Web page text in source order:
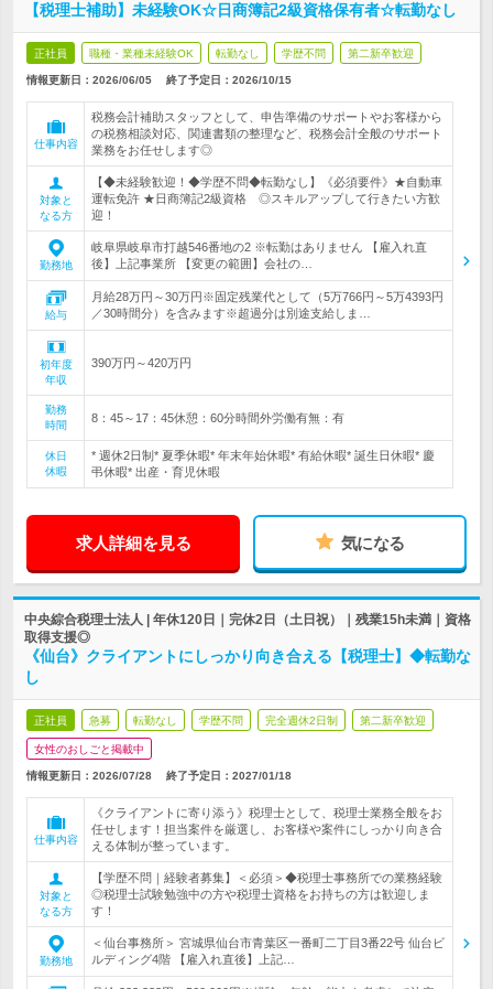
【税理士補助】未経験OK☆日商簿記2級資格保有者☆転勤なし
正社員 職種・業種未経験OK 転勤なし 学歴不問 第二新卒歓迎
情報更新日：2026/06/05 終了予定日： 2026/10/15
仕事内容
税務会計補助スタッフとして、申告準備のサポートやお客様から
の税務相談対応、関連書類の整理など、税務会計全般のサポート
業務をお任せします◎
対象と
なる方
【◆未経験歓迎！◆学歴不問◆転勤なし】《必須要件》★自動車
運転免許 ★日商簿記2級資格 ◎スキルアップして行きたい方歓
迎！
勤務地
岐阜県岐阜市打越546番地の2 ※転勤はありません 【雇入れ直
後】上記事業所 【変更の範囲】会社の…
給与
月給28万円～30万円※固定残業代として（5万766円～5万4393円
／30時間分）を含みます※超過分は別途支給しま…
初年度
年収
390万円～420万円
勤務
時間
8：45～17：45休憩：60分時間外労働有無：有
休日
休暇
* 週休2日制* 夏季休暇* 年末年始休暇* 有給休暇* 誕生日休暇* 慶
弔休暇* 出産・育児休暇
求人詳細を見る 気になる
中央綜合税理士法人 | 年休120日｜完休2日（土日祝）｜残業15h未満｜資格
取得支援◎
《仙台》クライアントにしっかり向き合える【税理士】◆転勤な
し
正社員 急募 転勤なし 学歴不問 完全週休2日制 第二新卒歓迎
女性のおしごと掲載中
情報更新日：2026/07/28 終了予定日： 2027/01/18
仕事内容
《クライアントに寄り添う》税理士として、税理士業務全般をお
任せします！担当案件を厳選し、お客様や案件にしっかり向き合
える体制が整っています。
対象と
なる方
【学歴不問｜経験者募集】＜必須＞◆税理士事務所での業務経験
◎税理士試験勉強中の方や税理士資格をお持ちの方は歓迎しま
す！
勤務地
＜仙台事務所＞ 宮城県仙台市青葉区一番町二丁目3番22号 仙台ビ
ルディング4階 【雇入れ直後】上記…